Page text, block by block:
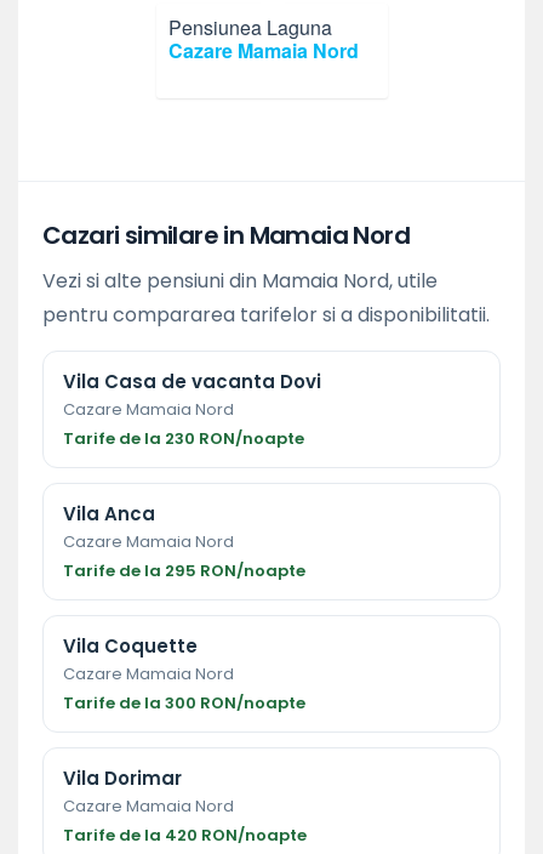
Pensiunea Laguna
Cazare Mamaia Nord
Cazari similare in Mamaia Nord
Vezi si alte pensiuni din Mamaia Nord, utile
pentru compararea tarifelor si a disponibilitatii.
Vila Casa de vacanta Dovi
Cazare Mamaia Nord
Tarife de la 230 RON/noapte
Vila Anca
Cazare Mamaia Nord
Tarife de la 295 RON/noapte
Vila Coquette
Cazare Mamaia Nord
Tarife de la 300 RON/noapte
Vila Dorimar
Cazare Mamaia Nord
Tarife de la 420 RON/noapte